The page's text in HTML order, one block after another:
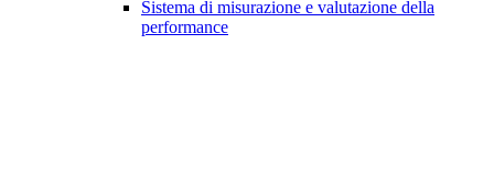
Sistema di misurazione e valutazione della
performance